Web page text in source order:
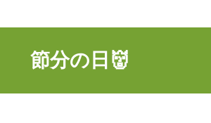
節分の日👹